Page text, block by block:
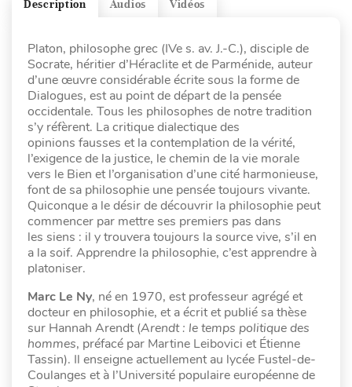
Vidéos
Audios
Description
Platon, philosophe grec (IVe s. av. J.-C.), disciple de
Socrate, héritier d’Héraclite et de Parménide, auteur
d’une œuvre considérable écrite sous la forme de
Dialogues, est au point de départ de la pensée
occidentale. Tous les philosophes de notre tradition
s’y réfèrent. La critique dialectique des
opinions fausses et la contemplation de la vérité,
l’exigence de la justice, le chemin de la vie morale
vers le Bien et l’organisation d’une cité harmonieuse,
font de sa philosophie une pensée toujours vivante.
Quiconque a le désir de découvrir la philosophie peut
commencer par mettre ses premiers pas dans
les siens : il y trouvera toujours la source vive, s’il en
a la soif. Apprendre la philosophie, c’est apprendre à
platoniser.
Marc Le Ny, né en 1970, est professeur agrégé et
docteur en philosophie, et a écrit et publié sa thèse
sur Hannah Arendt (Arendt : le temps politique des
hommes, préfacé par Martine Leibovici et Étienne
Tassin). Il enseigne actuellement au lycée Fustel-de-
Coulanges et à l’Université populaire européenne de